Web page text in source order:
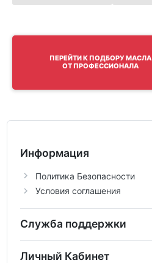
ПЕРЕЙТИ К ПОДБОРУ МАСЛА
ОТ ПРОФЕССИОНАЛА
Информация
Политика Безопасности
Условия соглашения
Служба поддержки
Личный Кабинет